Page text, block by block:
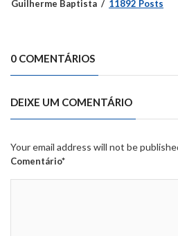
Guilherme Baptista 11892 Posts
0 COMENTÁRIOS
DEIXE UM COMENTÁRIO
Your email address will not be
Comentário*